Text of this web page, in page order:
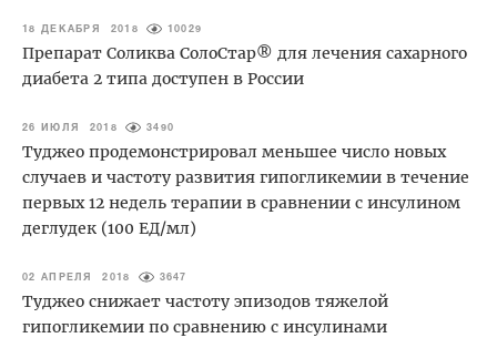
18 ДЕКАБРЯ 2018 10029
Препарат Соликва СолоСтар® для лечения сахарного
диабета 2 типа доступен в России
26 ИЮЛЯ 2018 3490
Туджео продемонстрировал меньшее число новых
случаев и частоту развития гипогликемии в течение
первых 12 недель терапии в сравнении с инсулином
деглудек (100 ЕД/мл)
02 АПРЕЛЯ 2018 3647
Туджео снижает частоту эпизодов тяжелой
гипогликемии по сравнению с инсулинами